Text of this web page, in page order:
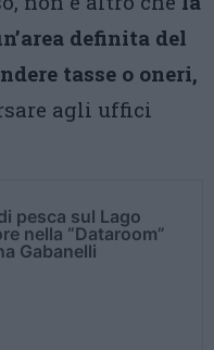
definita del
tasse o oneri,
agli uffici